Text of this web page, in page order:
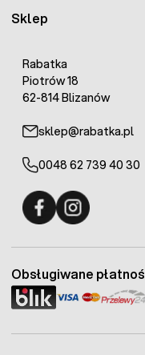
Sklep
Rabatka
Piotrów 18
62-814 Blizanów
sklep@rabatka.pl
0048 62 739 40 30
Obsługiwane